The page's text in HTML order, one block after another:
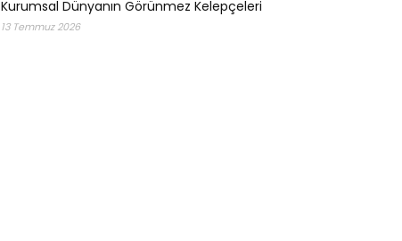
Kurumsal Dünyanın Görünmez Kelepçeleri
13 Temmuz 2026